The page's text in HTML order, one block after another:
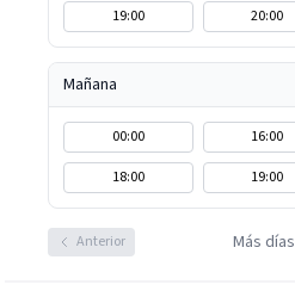
19:00
20:00
Mañana
00:00 16:00
18:00
19:00
Anterior Más días